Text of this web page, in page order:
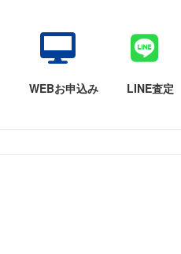
WEBお申込み LINE査定